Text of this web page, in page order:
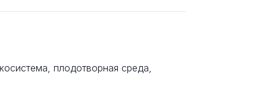
плодотворная среда,